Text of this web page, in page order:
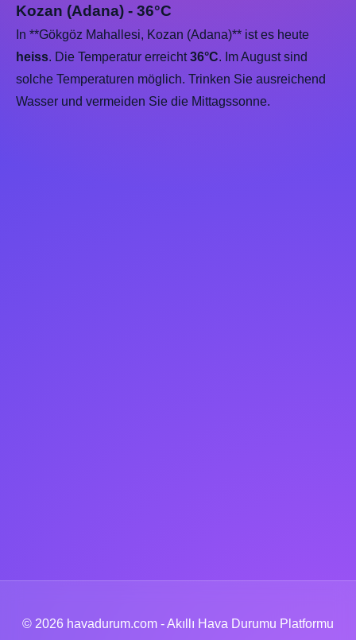
Kozan (Adana) - 36°C
In **Gökgöz Mahallesi, Kozan (Adana)** ist es heute
heiss. Die Temperatur erreicht36°C. Im August sind
solche Temperaturen möglich. Trinken Sie ausreichend
Wasser und vermeiden Sie die Mittagssonne.
© 2026 havadurum.com - Akıllı Hava Durumu Platformu